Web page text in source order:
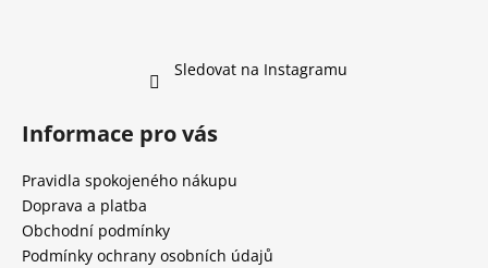
Sledovat na Instagramu
Informace pro vás
Pravidla spokojeného nákupu
Doprava a platba
Obchodní podmínky
Podmínky ochrany osobních údajů